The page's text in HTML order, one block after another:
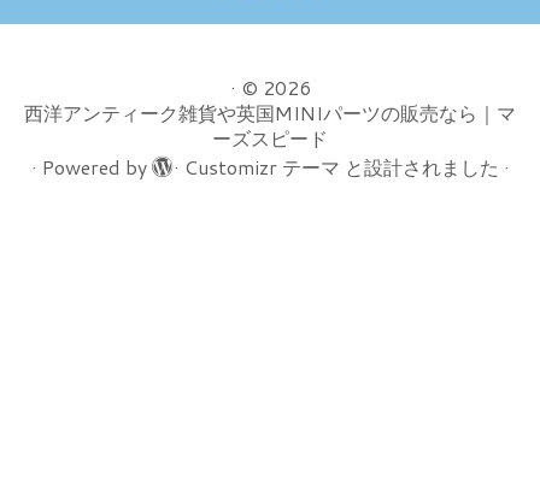
· © 2026
西洋アンティーク雑貨や英国MINIパーツの販売なら｜マ
ーズスピード
· Powered by · Customizr テーマ と設計されました ·